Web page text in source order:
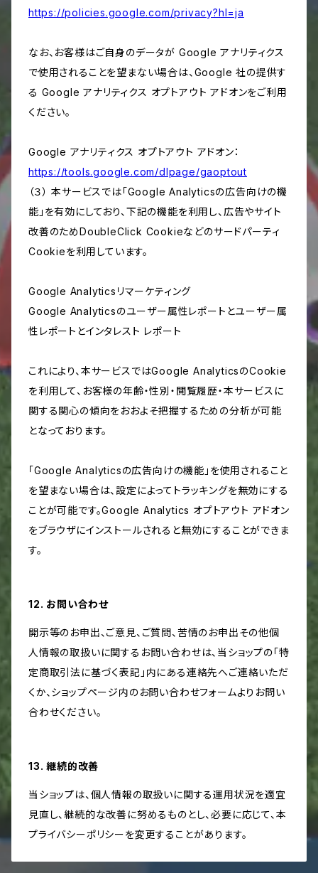
https://policies.google.com/privacy?hl=ja
なお、お客様はご自身のデータが Google アナリティクス
で使用されることを望まない場合は、Google 社の提供す
る Google アナリティクス オプトアウト アドオンをご利用
ください。
Google アナリティクス オプトアウト アドオン：
https://tools.google.com/dlpage/gaoptout
（３） 本サービスでは「Google Analyticsの広告向けの機
能」を有効にしており、下記の機能を利用し、広告やサイト
改善のためDoubleClick Cookieなどのサードパーティ
Cookieを利用しています。
Google Analyticsリマーケティング
Google Analyticsのユーザー属性レポートとユーザー属
性レポートとインタレスト レポート
これにより、本サービスではGoogle AnalyticsのCookie
を利用して、お客様の年齢・性別・閲覧履歴・本サービスに
関する関心の傾向をおおよそ把握するための分析が可能
となっております。
「Google Analyticsの広告向けの機能」を使用されること
を望まない場合は、設定によってトラッキングを無効にする
ことが可能です。Google Analytics オプトアウト アドオン
をブラウザにインストールされると無効にすることができま
す。
12. お問い合わせ
開示等のお申出、ご意見、ご質問、苦情のお申出その他個
人情報の取扱いに関するお問い合わせは、当ショップの「特
定商取引法に基づく表記」内にある連絡先へご連絡いただ
くか、ショップページ内のお問い合わせフォームよりお問い
合わせください。
13. 継続的改善
当ショップは、個人情報の取扱いに関する運用状況を適宜
見直し、継続的な改善に努めるものとし、必要に応じて、本
プライバシーポリシーを変更することがあります。